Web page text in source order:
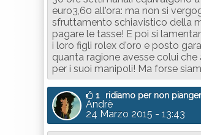
euro3,60 all'ora: ma non si
sfruttamento schiavistico della
pagare le tasse! E poi si
i loro figli rolex d'oro e posto
quanta ragione avesse colui
per i suoi manipoli! Ma forse
1 ridiamo per non
Andrè
24 Marzo 2015 - 13:43